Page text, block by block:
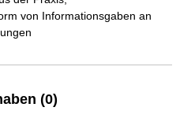
von Informationsgaben an
(0)